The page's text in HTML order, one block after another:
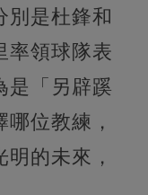
別是杜鋒和
率領球隊表
是「另辟蹊
位教練，
的未來，